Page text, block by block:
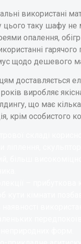
використані
цього таку шафу не
опалення,
щодо дешевого
доставляється
виробляє
що має
крім особистого